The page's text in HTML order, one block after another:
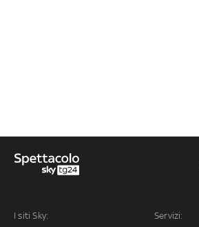
I siti Sky: Servizi: